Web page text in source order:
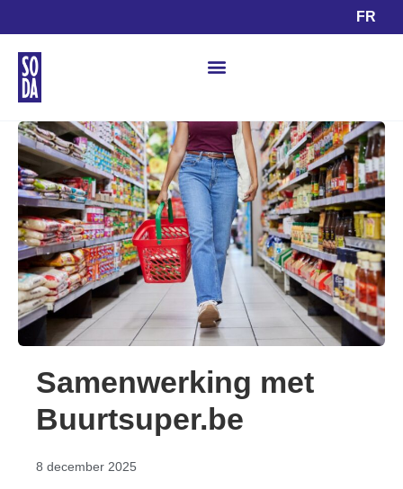
FR
Samenwerking met
Buurtsuper.be
8 december 2025